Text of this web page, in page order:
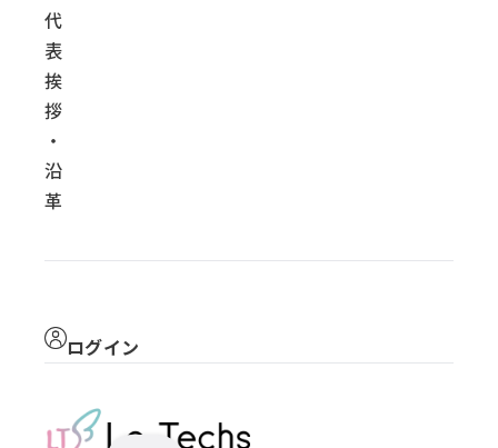
代
表
挨
拶
・
沿
革
ログイン